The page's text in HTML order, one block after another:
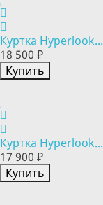
Куртка Hyperlook...
18 500 ₽
Купить
Куртка Hyperlook...
17 900 ₽
Купить